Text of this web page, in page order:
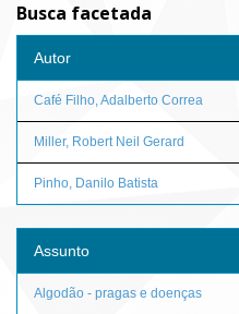
Busca facetada
Autor
Café Filho, Adalberto Correa
Miller, Robert Neil Gerard
Pinho, Danilo Batista
Assunto
Algodão - pragas e doenças